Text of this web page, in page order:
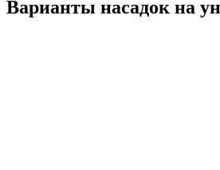
Варианты насадок на